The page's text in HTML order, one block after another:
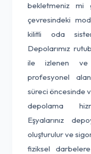
bekletmeniz mi
çevresindeki
kilitli oda
Depolarımız
ile izlenen ve
profesyonel
süreci öncesinde
depolama
Eşyalarınız
oluşturulur ve
fiziksel